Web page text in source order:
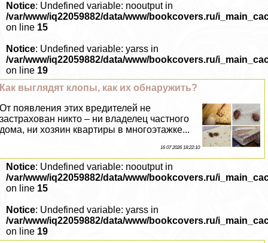
Notice: Undefined variable: nooutput in
/var/www/iq22059882/data/www/bookcovers.ru/
on line 15
Notice: Undefined variable: yarss in
/var/www/iq22059882/data/www/bookcovers.ru/
on line 19
Как выглядят клопы, как их обнаружить?
От появления этих вредителей не
застрахован никто – ни владелец частного
дома, ни хозяин квартиры в многоэтажке...
16 07 2026 18:22:10
Notice: Undefined variable: nooutput in
/var/www/iq22059882/data/www/bookcovers.ru/
on line 15
Notice: Undefined variable: yarss in
/var/www/iq22059882/data/www/bookcovers.ru/
on line 19